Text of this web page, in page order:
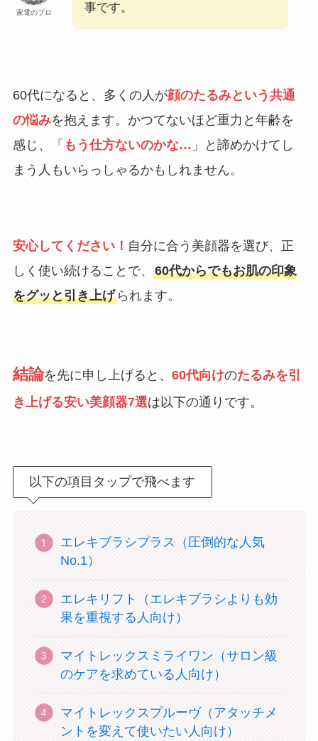
家電のプロ
事です。
60代になると、多くの人が顔のたるみという共通
の悩みを抱えます。かつてないほど重力と年齢を
感じ、「 もう仕方ないのかな… 」と諦めかけてし
まう人もいらっしゃるかもしれません。
安心してください！ 自分に合う美顔器を選び、正
しく使い続けることで、 60代からでもお肌の印象
をグッと引き上げられます。
結論を先に申し上げると、 60代向けのたるみを引
き上げる安い美顔器7選は以下の通りです。
以下の項目タップで飛べます
エレキブラシプラス（圧倒的な人気
No.1）
エレキリフト（エレキブラシよりも効
果を重視する人向け）
マイトレックスミライワン（サロン級
のケアを求めている人向け）
マイトレックスプルーヴ（アタッチメ
ントを変えて使いたい人向け）